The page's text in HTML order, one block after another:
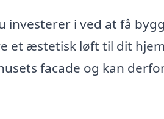
investerer i ved at få
et æstetisk løft til dit
facade og kan